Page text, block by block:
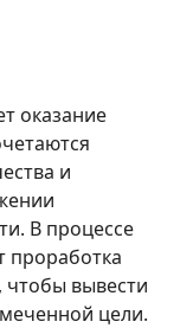
оказание
и
В процессе
проработка
чтобы вывести
цели.